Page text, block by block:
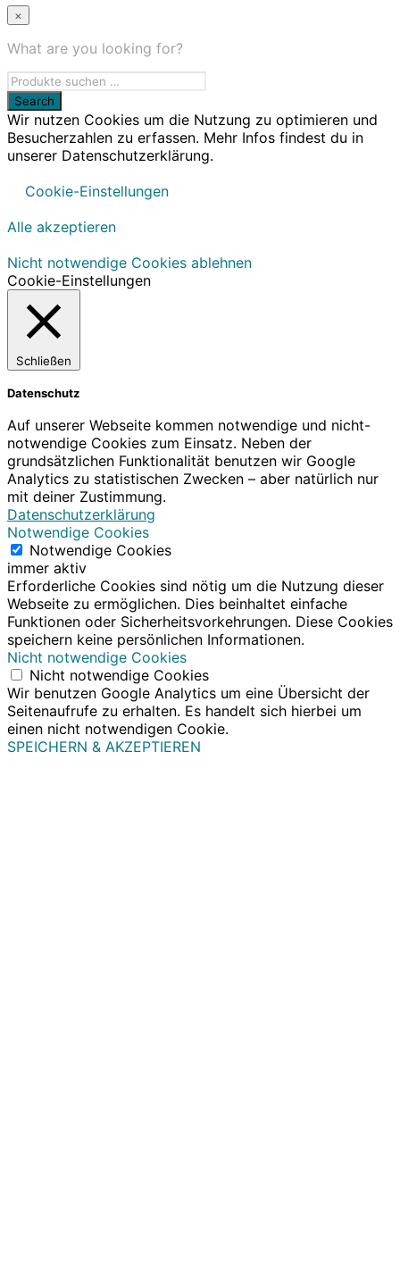
×
What are you looking for?
Wir nutzen Cookies um die Nutzung zu optimieren und
Besucherzahlen zu erfassen. Mehr Infos findest du in
unserer Datenschutzerklärung.
Cookie-Einstellungen
Alle akzeptieren
Nicht notwendige Cookies ablehnen
Cookie-Einstellungen
Schließen
Datenschutz
Auf unserer Webseite kommen notwendige und nicht-
notwendige Cookies zum Einsatz. Neben der
grundsätzlichen Funktionalität benutzen wir Google
Analytics zu statistischen Zwecken – aber natürlich nur
mit deiner Zustimmung.
Datenschutzerklärung
Notwendige Cookies
Notwendige Cookies
immer aktiv
Erforderliche Cookies sind nötig um die Nutzung dieser
Webseite zu ermöglichen. Dies beinhaltet einfache
Funktionen oder Sicherheitsvorkehrungen. Diese Cookies
speichern keine persönlichen Informationen.
Nicht notwendige Cookies
Nicht notwendige Cookies
Wir benutzen Google Analytics um eine Übersicht der
Seitenaufrufe zu erhalten. Es handelt sich hierbei um
einen nicht notwendigen Cookie.
SPEICHERN & AKZEPTIEREN